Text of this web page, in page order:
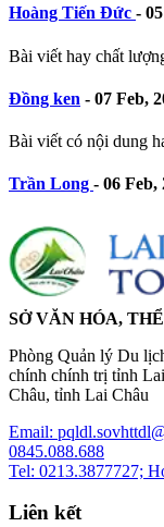
Hoàng Tiến Đức -
Bài viết hay chất
Đồng ken - 07 Feb,
Bài viết có nội dung
Trần Long - 06 Feb,
SỞ VĂN HÓA,
Phòng Quản lý Du
chính chính trị tỉnh
Châu, tỉnh Lai Châu
Email:
0845.088.688
Tel: 0213.3877727;
Liên kết